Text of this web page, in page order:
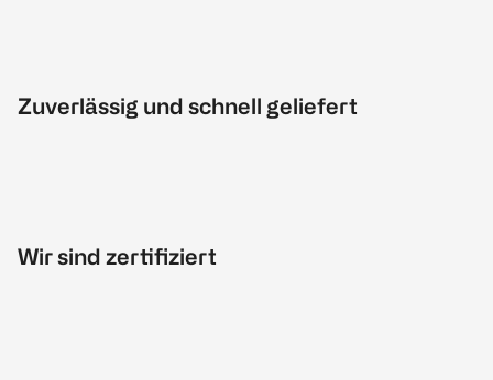
Zuverlässig und schnell geliefert
Wir sind zertifiziert